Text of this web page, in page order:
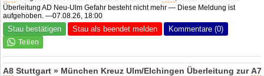
ÜberleitungAD Neu-Ulm Gefahr besteht nicht mehr — Diese Meldung ist
aufgehoben. —07.08.26, 18:00
Stau bestätigen Stau als beendet melden Kommentare (0)
A8 Stuttgart » München Kreuz Ulm/Elchingen Überleitung zurA7